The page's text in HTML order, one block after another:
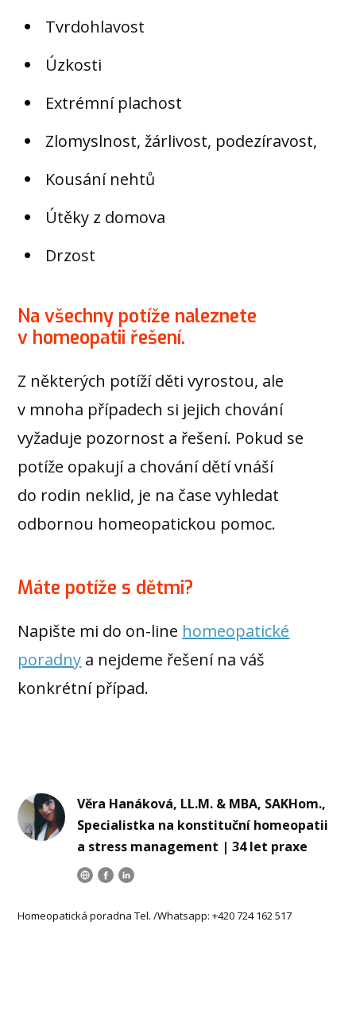
Tvrdohlavost
Úzkosti
Extrémní plachost
Zlomyslnost, žárlivost, podezíravost,
Kousání nehtů
Útěky z domova
Drzost
Na všechny potíže naleznete
v homeopatii řešení.
Z některých potíží děti vyrostou, ale
v mnoha případech si jejich chování
vyžaduje pozornost a řešení. Pokud se
potíže opakují a chování dětí vnáší
do rodin neklid, je na čase vyhledat
odbornou homeopatickou pomoc.
Máte potíže s dětmi?
Napište mi do on-line homeopatické
poradny a nejdeme řešení na váš
konkrétní případ.
Věra Hanáková, LL.M. & MBA, SAKHom.,
Specialistka na konstituční homeopatii
a stress management | 34 let praxe
Homeopatická poradna Tel. /Whatsapp: +420 724 162 517